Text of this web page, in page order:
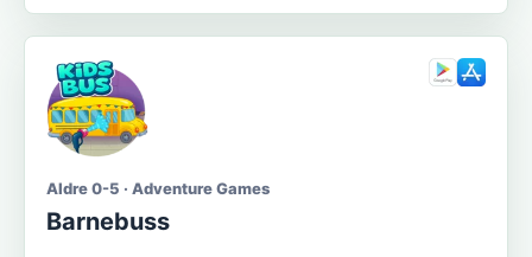
Aldre 0-5 · Adventure Games
Barnebuss